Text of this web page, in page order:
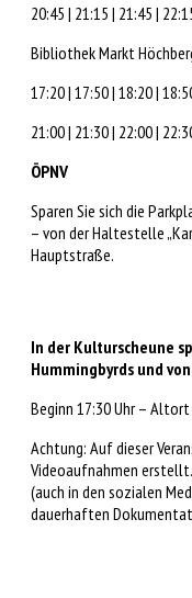
20:45 | 21:15 | 21:45 |
Bibliothek Markt
17:20 | 17:50 | 18:20 |
21:00 | 21:30 | 22:00 |
ÖPNV
Sparen Sie sich die
– von der Haltestelle
Hauptstraße.
In der Kulturscheune
Hummingbyrds und
Beginn 17:30 Uhr –
Achtung: Auf dieser
Videoaufnahmen erstellt.
(auch in den sozialen
dauerhaften